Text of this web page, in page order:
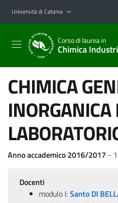
Vai al contenuto principale
Vai al menu di navigazione
Università di Catania
Corso di laurea in
Chimica
CHIMICA
INORGANICA
Anno accademico 2016/2017 -
Docenti
modulo I:Santo DI